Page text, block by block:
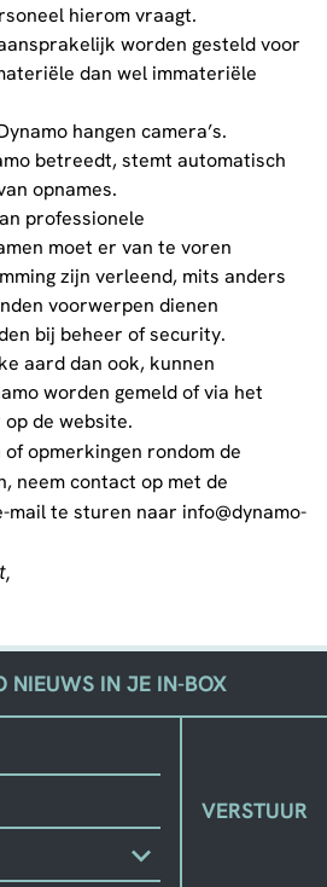
hierom vraagt.
worden gesteld voor
dan wel immateriële
hangen camera’s.
betreedt, stemt automatisch
opnames.
professionele
moet er van te voren
zijn verleend, mits anders
voorwerpen dienen
bij beheer of security.
aard dan ook, kunnen
worden gemeld of via het
de website.
opmerkingen rondom de
neem contact op met de
mail te sturen naar info@dynamo-
NIEUWS IN JE IN-BOX
EMAIL